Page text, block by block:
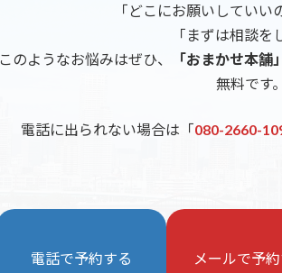
「どこにお願いしていい
「まずは相談を
このようなお悩みはぜひ、
「おまかせ本舗」
無料です。
電話に出られない場合は「080-2660-
電話で予約する メールで予